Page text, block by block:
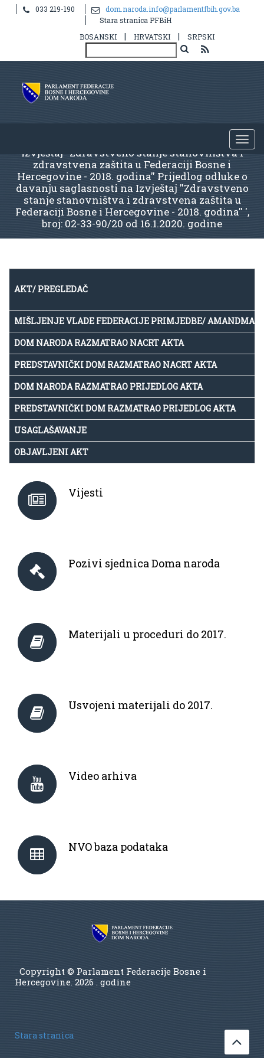
033 219-190
dom.naroda.info@parlamentfbih.gov.ba
Stara stranica PFBiH
BOSANSKI
| HRVATSKI | SRPSKI
Izvještaj ''Zdravstveno stanje stanovništva i
zdravstvena zaštita u Federaciji Bosne i
Hercegovine - 2018. godina'' Prijedlog odluke o
davanju saglasnosti na Izvještaj ''Zdravstveno
stanje stanovništva i zdravstvena zaštita u
Federaciji Bosne i Hercegovine - 2018. godina'' ',
broj: 02-33-90/20 od 16.1.2020. godine
AKT/ PREGLEDAČ
MIŠLJENJE VLADE FEDERACIJE PRIMJEDBE/
DOM NARODA RAZMATRAO NACRT AKTA
PREDSTAVNIČKI DOM RAZMATRAO NACRT AKTA
DOM NARODA RAZMATRAO PRIJEDLOG AKTA
PREDSTAVNIČKI DOM RAZMATRAO PRIJEDLOG AKTA
USAGLAŠAVANJE
OBJAVLJENI AKT
Vijesti
Pozivi sjednica Doma naroda
Materijali u proceduri do 2017.
Usvojeni materijali do 2017.
Video arhiva
NVO baza podataka
Copyright © Parlament Federacije Bosne i
Hercegovine. 2026 . godine
Stara stranica